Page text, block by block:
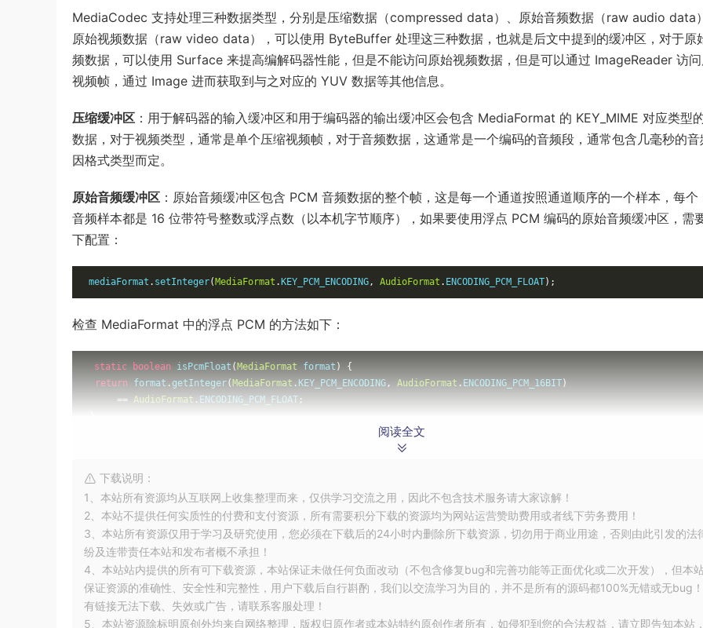
MediaCodec 支持处理三种数据类型，分别是压缩数据（compressed data）、原始音频数据（raw audio data
原始视频数据（raw video data），可以使用 ByteBuffer 处理这三种数据，也就是后文中提到的缓冲区，对于原
频数据，可以使用 Surface 来提高编解码器性能，但是不能访问原始视频数据，但是可以通过 ImageReader 访
视频帧，通过 Image 进而获取到与之对应的 YUV 数据等其他信息。
压缩缓冲区 ：用于解码器的输入缓冲区和用于编码器的输出缓冲区会包含 MediaFormat 的 KEY_MIME 对应类型
数据，对于视频类型，通常是单个压缩视频帧，对于音频数据，这通常是一个编码的音频段，通常包含几毫秒的音
因格式类型而定。
原始音频缓冲区 ：原始音频缓冲区包含 PCM 音频数据的整个帧，这是每一个通道按照通道顺序的一个样本，每个
音频样本都是 16 位带符号整数或浮点数（以本机字节顺序），如果要使用浮点 PCM 编码的原始音频缓冲区，需
下配置：
mediaFormat . setInteger( MediaFormat . KEY_PCM_ENCODING, AudioFormat . ENCODING_PCM_FLOAT);
检查 MediaFormat 中的浮点 PCM 的方法如下：
static boolean isPcmFloat ( MediaFormat format )
{
return format .getInteger( MediaFormat . KEY_PCM_ENCODING, AudioFormat . ENCODING_PCM_16BIT)
== AudioFormat . ENCODING_PCM_FLOAT ;
// Assumes the buffer PCM encoding is 16 bit.
short[] getSamplesForChannel(MediaCodec codec , int bufferId , int channelIx) {
ByteBuffer outputBuffer = codec getOutputBuffer(bufferId);
MediaFormat format = codec.getOutputFormat
ShortBuffer samples = outputBuffer.order(ByteOrder.nativeOrder()).asShortBuffer();
int numChannels = format.getInteger(MediaFormat. KEY_CHANNEL_COUNT);
if ( channelIx < || channelIx >= numChannels
return
阅读全文
下载说明：
1、本站所有资源均从互联网上收集整理而来，仅供学习交流之用，因此不包含技术服务请大家谅解！
2、本站不提供任何实质性的付费和支付资源，所有需要积分下载的资源均为网站运营赞助费用或者线下劳务费用！
3、本站所有资源仅用于学习及研究使用，您必须在下载后的24小时内删除所下载资源，切勿用于商业用途，否则由此引发的法
纷及连带责任本站和发布者概不承担！
4、本站站内提供的所有可下载资源，本站保证未做任何负面改动（不包含修复bug和完善功能等正面优化或二次开发），但本
保证资源的准确性、安全性和完整性，用户下载后自行斟酌，我们以交流学习为目的，并不是所有的源码都100%无错或无bug
有链接无法下载、失效或广告，请联系客服处理！
5、本站资源除标明原创外均来自网络整理，版权归原作者或本站特约原创作者所有，如侵犯到您的合法权益，请立即告知本站